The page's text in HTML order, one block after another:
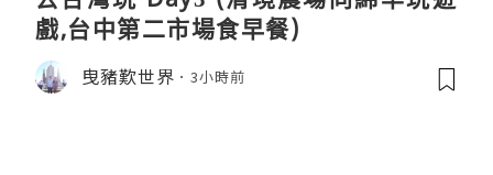
戲,台中第二市場食早餐)
曳豬歎世界 3小時前